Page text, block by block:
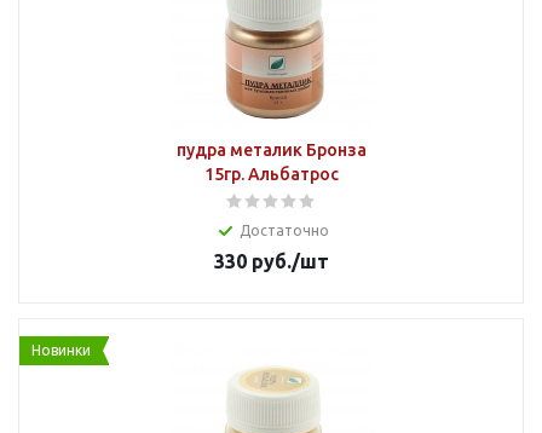
пудра металик Бронза
15гр. Альбатрос
Достаточно
330 руб./шт
Новинки